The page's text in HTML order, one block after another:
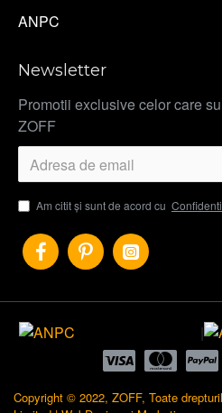
ANPC
Newsletter
Promotii exclusive celor care
ZOFF
Am citit şi sunt de acord cu
|
Copyright © 2022, ZOFF, Toate